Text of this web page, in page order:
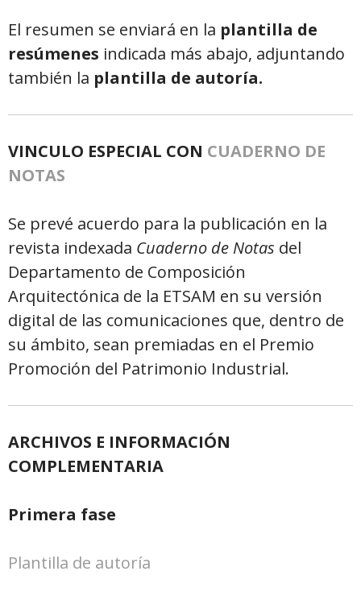
El resumen se enviará en la plantilla de
resúmenes indicada más abajo, adjuntando
también la plantilla de autoría.
VINCULO ESPECIAL CON CUADERNO DE
NOTAS
Se prevé acuerdo para la publicación en la
revista indexada Cuaderno de Notas del
Departamento de Composición
Arquitectónica de la ETSAM en su versión
digital de las comunicaciones que, dentro de
su ámbito, sean premiadas en el Premio
Promoción del Patrimonio Industrial.
ARCHIVOS E INFORMACIÓN
COMPLEMENTARIA
Primera fase
Plantilla de autoría